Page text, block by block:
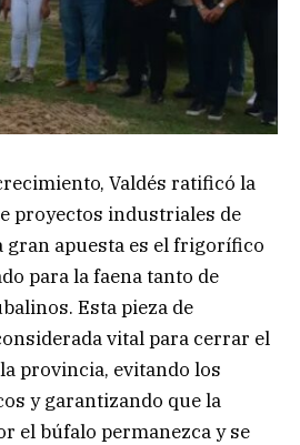
Valdés ratificó la
proyectos industriales de
gran apuesta es el frigorífico
para la faena tanto de
Esta pieza de
vital para cerrar el
provincia, evitando los
y garantizando que la
el búfalo permanezca y se